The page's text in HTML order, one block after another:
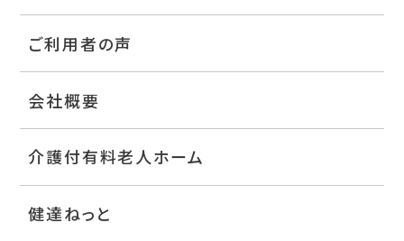
ご利用者の声
会社概要
介護付有料老人ホーム
健達ねっと